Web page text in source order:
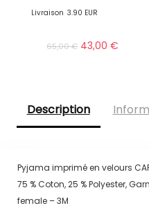
Livraison 3.90 EUR
65,00€ 43,00€
Description
Pyjama imprimé en velours
75 % Coton, 25 % Polyester,
female – 3M